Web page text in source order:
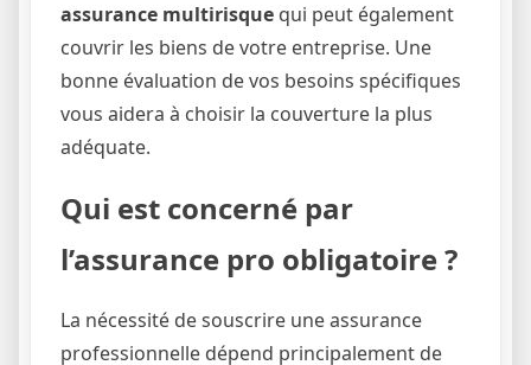
assurance multirisque qui peut également
couvrir les biens de votre entreprise. Une
bonne évaluation de vos besoins spécifiques
vous aidera à choisir la couverture la plus
adéquate.
Qui est concerné par
l’assurance pro obligatoire ?
La nécessité de souscrire une assurance
professionnelle dépend principalement de